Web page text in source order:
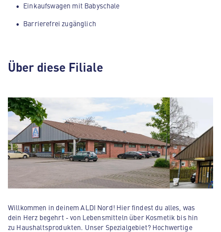
Einkaufswagen mit Babyschale
Barrierefrei zugänglich
Über diese Filiale
Willkommen in deinem ALDI Nord! Hier findest du alles, was
dein Herz begehrt - von Lebensmitteln über Kosmetik bis hin
zu Haushaltsprodukten. Unser Spezialgebiet? Hochwertige